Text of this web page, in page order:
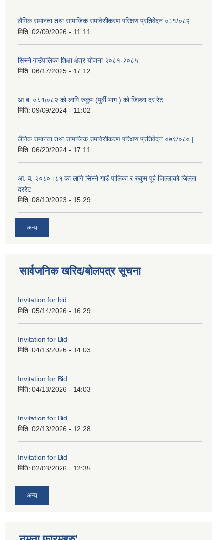
लैंगिक समानता तथा सामाजिक समावेसीकरण परिक्षण प्रतिवेदन ०८१/०८२
मिति: 02/09/2026 - 11:11
सिस्ने गाउँपालिका शिक्षा क्षेत्र योजना २०८१-२०८५
मिति: 06/17/2025 - 17:12
आ.ब. ०८१/०८२ को लागि रुकुम (पुर्बी भाग ) को जिल्ला दर रेट
मिति: 09/09/2024 - 11:02
लैंगिक समानता तथा सामाजिक समावेसीकरण परिक्षण प्रतिवेदन ०७९/०८० |
मिति: 06/20/2024 - 17:11
आ. व. २०८०।८१ का लागि सिस्ने गाउँ पालिका र रुकुम पूर्व जिल्लाको जिल्ला
दररेट
मिति: 08/10/2023 - 15:29
अन्य
सार्वजनिक खरिद/बोलपत्र सूचना
Invitation for bid
मिति: 05/14/2026 - 16:29
Invitation for Bid
मिति: 04/13/2026 - 14:03
Invitation for Bid
मिति: 04/13/2026 - 14:03
Invitation for Bid
मिति: 02/13/2026 - 12:28
Invitation for Bid
मिति: 02/03/2026 - 12:35
अन्य